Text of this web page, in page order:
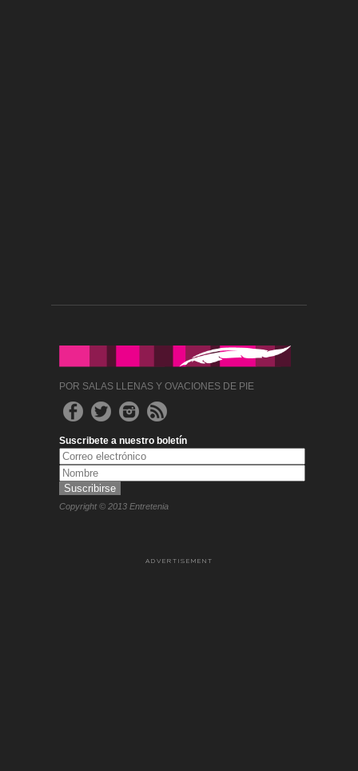
POR SALAS LLENAS Y OVACIONES DE PIE
Suscribete a nuestro boletín
Copyright © 2013 Entretenia
ADVERTISEMENT